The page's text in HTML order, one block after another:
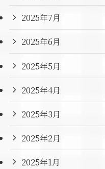
2025年7月
2025年6月
2025年5月
2025年4月
2025年3月
2025年2月
2025年1月